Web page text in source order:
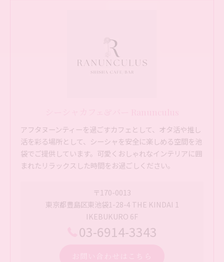
アフタヌーンティーを過ごすカフェとして、オタ活や推し
活を彩る場所として、シーシャを安全に楽しめる空間を池
袋でご提供しています。可愛くおしゃれなインテリアに囲
まれたリラックスした時間をお過ごしください。
〒170-0013
東京都豊島区東池袋1-28-4 THE KINDAI 1
IKEBUKURO 6F
03-6914-3343
お問い合わせはこちら